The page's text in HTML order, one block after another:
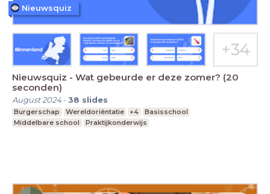
Nieuwsquiz - Wat gebeurde er deze zomer? (20
seconden)
August 2024-38 slides
Burgerschap Wereldoriëntatie +4
Basisschool
Middelbare school
Praktijkonderwijs
Nieuwsquiz